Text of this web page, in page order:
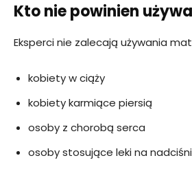
Kto nie powinien
Eksperci nie zalecają używania
kobiety w ciąży
kobiety karmiące piersią
osoby z chorobą serca
osoby stosujące leki na